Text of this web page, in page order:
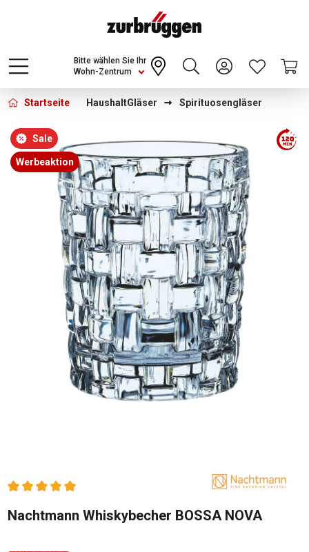
Choose a different country or region to see
content for your location and shop online
CONTINUE
Wohn-Zentrum
Bitte wählen Sie Ihr
Startseite HaushaltGläser Spirituosengläser
Bildergalerie überspringen
Sale
Werbeaktion
Durchschnittliche Bewertung von 5 von 5 Sternen
Nachtmann Whiskybecher BOSSA NOVA